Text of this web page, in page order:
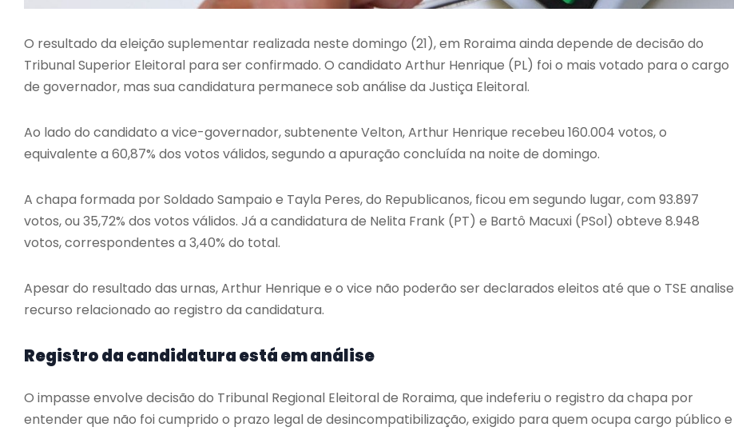
O resultado da eleição suplementar realizada neste domingo (21), em Roraima ainda depende de decisão do
Tribunal Superior Eleitoral para ser confirmado. O candidato Arthur Henrique (PL) foi o mais votado para o cargo
de governador, mas sua candidatura permanece sob análise da Justiça Eleitoral.
Ao lado do candidato a vice-governador, subtenente Velton, Arthur Henrique recebeu 160.004 votos, o
equivalente a 60,87% dos votos válidos, segundo a apuração concluída na noite de domingo.
A chapa formada por Soldado Sampaio e Tayla Peres, do Republicanos, ficou em segundo lugar, com 93.897
votos, ou 35,72% dos votos válidos. Já a candidatura de Nelita Frank (PT) e Bartô Macuxi (PSol) obteve 8.948
votos, correspondentes a 3,40% do total.
Apesar do resultado das urnas, Arthur Henrique e o vice não poderão ser declarados eleitos até que o TSE analise
recurso relacionado ao registro da candidatura.
Registro da candidatura está em análise
O impasse envolve decisão do Tribunal Regional Eleitoral de Roraima, que indeferiu o registro da chapa por
entender que não foi cumprido o prazo legal de desincompatibilização, exigido para quem ocupa cargo público e